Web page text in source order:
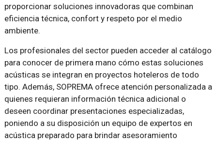
proporcionar soluciones innovadoras que combinan
eficiencia técnica, confort y respeto por el medio
ambiente.
Los profesionales del sector pueden acceder al catálogo
para conocer de primera mano cómo estas soluciones
acústicas se integran en proyectos hoteleros de todo
tipo. Además, SOPREMA ofrece atención personalizada a
quienes requieran información técnica adicional o
deseen coordinar presentaciones especializadas,
poniendo a su disposición un equipo de expertos en
acústica preparado para brindar asesoramiento